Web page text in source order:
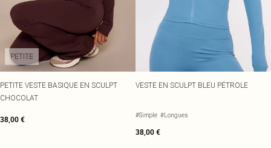
PETITE
PETITE VESTE BASIQUE EN SCULPT
CHOCOLAT
38,00 €
VESTE EN SCULPT BLEU PÉTROLE
#Simple #Longues
38,00 €